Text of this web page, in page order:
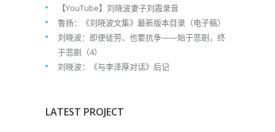
【YouTube】刘晓波妻子刘霞录音
鲁扬：《刘晓波文集》最新版本目录（电子稿）
刘晓波：即便徒劳、也要抗争——始于悲剧，终
于悲剧（4）
刘晓波：《与李泽厚对话》后记
LATEST PROJECT